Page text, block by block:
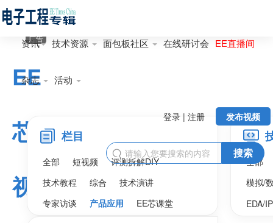
资讯 技术资源 面包板社区 在线研讨会 EE直播间
杂志 活动
发布视频
登录 | 注册
 搜索
EE
芯
视
广告
栏目
全部 短视频
评测拆解DIY
技术教程
综合
技术演讲
专家访谈
产品应用 EE芯课堂
全部
模拟/
EDA/